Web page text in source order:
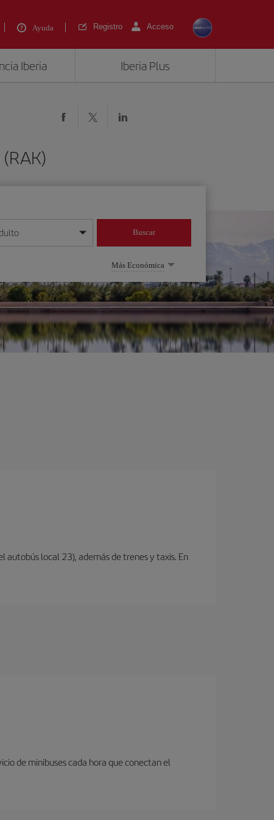
Ayuda Registro Acceso
Iberia Iberia Plus
mes/año
Buscar
Más Económica
local 23), además de trenes y taxis. En
de minibuses cada hora que conectan el